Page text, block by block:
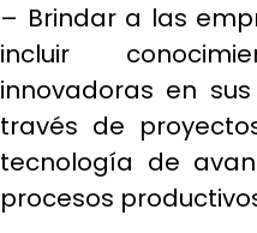
– Brindar a las
incluir
innovadoras en
través de
tecnología de
procesos